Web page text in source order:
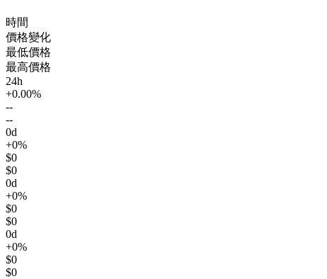
時間
價格變化
最低價格
最高價格
24h
+0.00%
--
--
0d
+0%
$0
$0
0d
+0%
$0
$0
0d
+0%
$0
$0